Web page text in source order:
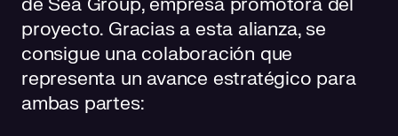
de Sea Group, empresa promotora del
proyecto. Gracias a esta alianza, se
consigue una colaboración que
representa un avance estratégico para
ambas partes: